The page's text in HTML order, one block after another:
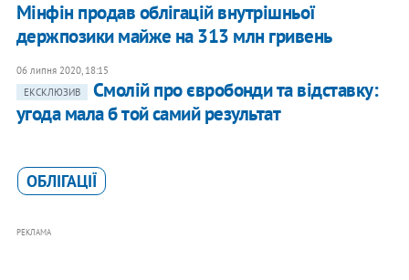
Мінфін продав облігацій внутрішньої
держпозики майже на 313 млн гривень
06 липня 2020, 18:15
ЕКСКЛЮЗИВ
Смолій про євробонди та відставку:
угода мала б той самий результат
ОБЛІГАЦІЇ
РЕКЛАМА